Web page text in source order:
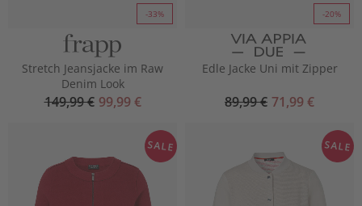
-33%
Stretch Jeansjacke im Raw
Denim Look
149,99 € 99,99 €
-20%
Edle Jacke Uni mit Zipper
89,99 € 71,99 €
SALE SALE